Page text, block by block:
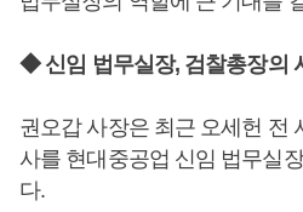
◆ 신임 법무실장, 검찰총장의
권오갑 사장은 최근 오세헌 전
사를 현대중공업 신임 법무실
다.